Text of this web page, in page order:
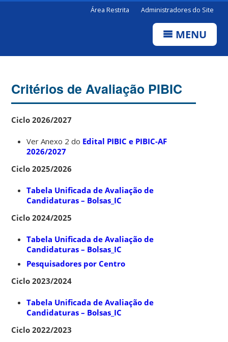
Área Restrita Administradores do Site
MENU
Critérios de Avaliação PIBIC
Ciclo 2026/2027
Ver Anexo 2 do Edital PIBIC e PIBIC-AF
2026/2027
Ciclo 2025/2026
Tabela Unificada de Avaliação de
Candidaturas – Bolsas_IC
Ciclo 2024/2025
Tabela Unificada de Avaliação de
Candidaturas – Bolsas_IC
Pesquisadores por Centro
Ciclo 2023/2024
Tabela Unificada de Avaliação de
Candidaturas – Bolsas_IC
Ciclo 2022/2023